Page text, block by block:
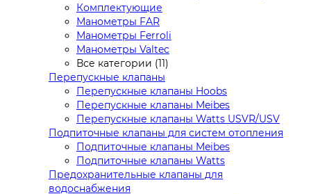
Комплектующие
Манометры FAR
Манометры Ferroli
Манометры Valtec
Все категории (11)
Перепускные клапаны
Перепускные клапаны Hoobs
Перепускные клапаны Meibes
Перепускные клапаны Watts USVR/USV
Подпиточные клапаны для систем отопления
Подпиточные клапаны Meibes
Подпиточные клапаны Watts
Предохранительные клапаны для
водоснабжения